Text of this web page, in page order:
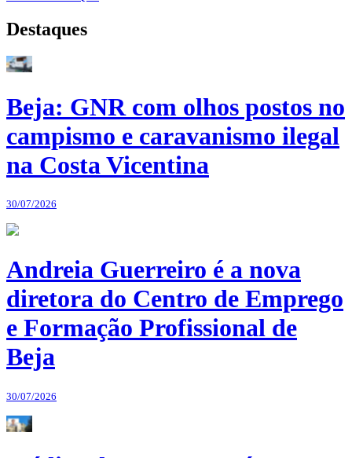
Destaques
Beja: GNR com olhos postos no
campismo e caravanismo ilegal
na Costa Vicentina
30/07/2026
Andreia Guerreiro é a nova
diretora do Centro de Emprego
e Formação Profissional de
Beja
30/07/2026